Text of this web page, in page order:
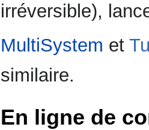
irréversible),
MultiSystem et
similaire.
En ligne de